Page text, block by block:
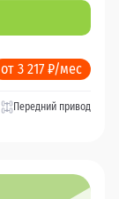
от 3 217 ₽/мес
Передний привод